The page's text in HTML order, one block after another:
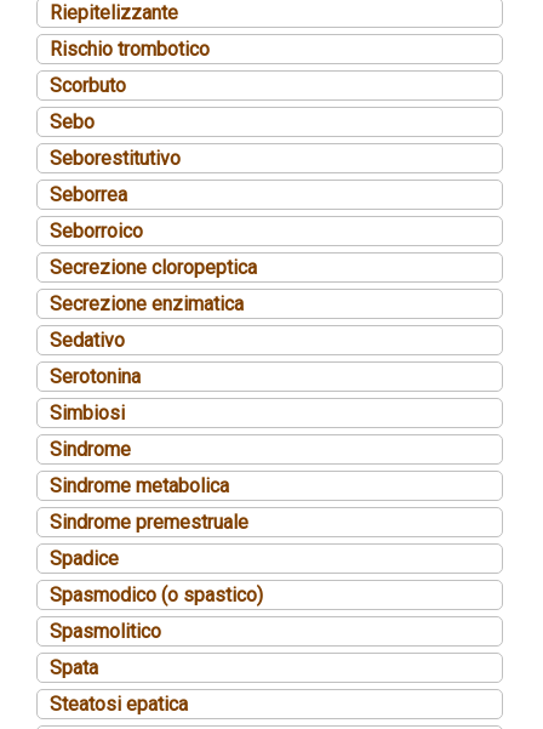
Riepitelizzante
Rischio trombotico
Scorbuto
Sebo
Seborestitutivo
Seborrea
Seborroico
Secrezione cloropeptica
Secrezione enzimatica
Sedativo
Serotonina
Simbiosi
Sindrome
Sindrome metabolica
Sindrome premestruale
Spadice
Spasmodico (o spastico)
Spasmolitico
Spata
Steatosi epatica